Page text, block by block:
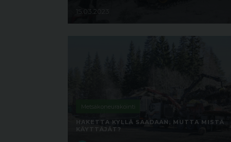
15.03.2023
Metsäkoneurakointi
HAKETTA KYLLÄ SAADAAN, MUTTA MISTÄ
KÄYTTÄJÄT?